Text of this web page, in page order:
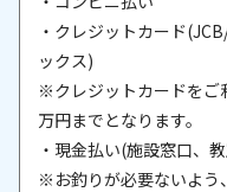
・クレジットカード
ックス)
※クレジットカードをご
万円までとなります。
・現金払い(施設窓口、
※お釣りが必要ないよう